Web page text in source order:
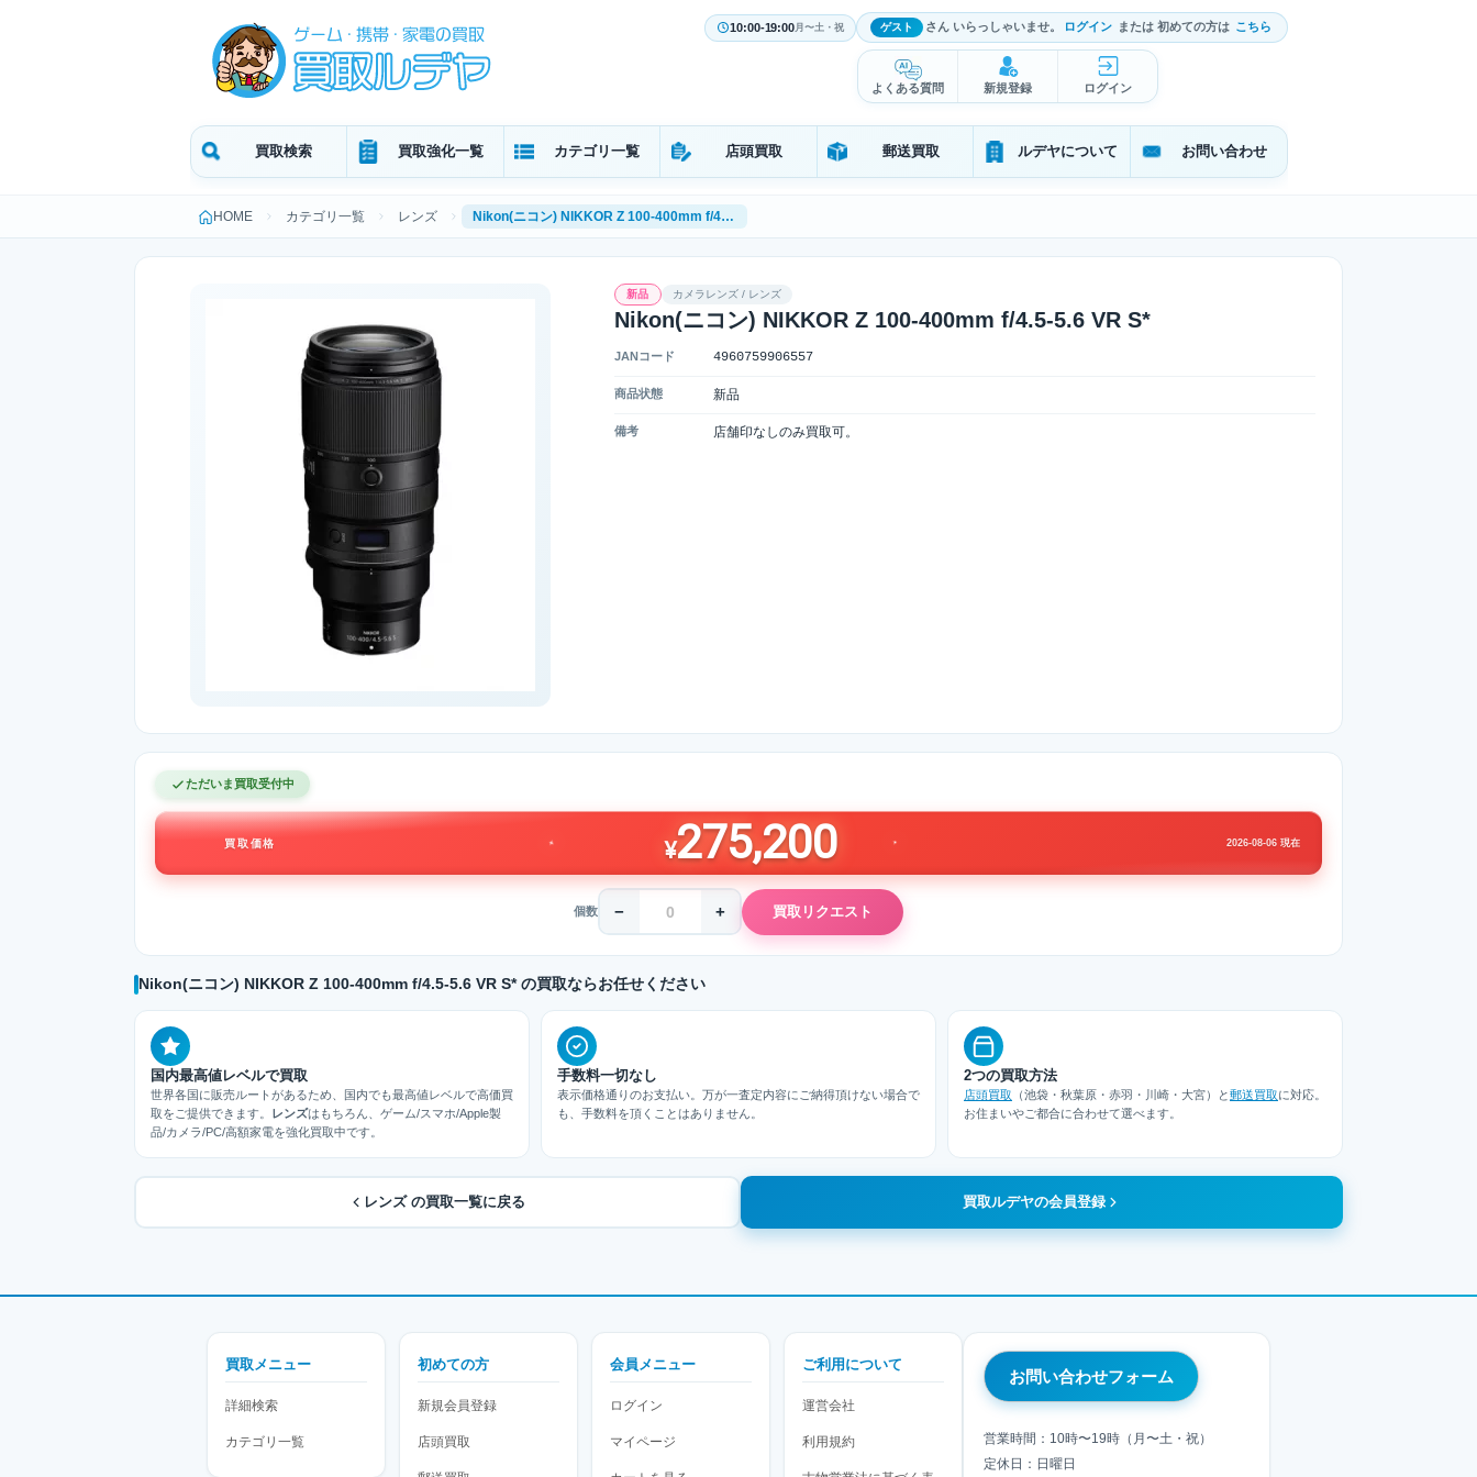
10:00-19:00月〜土・祝 ゲスト さん いらっしゃいませ。 ログイン または 初めての方は こちら
よくある質問 新規登録 ログイン
買取検索 買取強化一覧 カテゴリ一覧 店頭買取 郵送買取 ルデヤについて お問い合わせ
HOME カテゴリ一覧 レンズ Nikon(ニコン) NIKKOR Z 100-400mm f/4.5-5.6 VR S*
新品 カメラレンズ / レンズ
Nikon(ニコン) NIKKOR Z 100-400mm f/4.5-5.6 VR S*
JANコード 4960759906557
商品状態 新品
備考 店舗印なしのみ買取可。
ただいま買取受付中
買取価格 ¥275,200 2026-08-06 現在
個数 − + 買取リクエスト
Nikon(ニコン) NIKKOR Z 100-400mm f/4.5-5.6 VR S* の買取ならお任せください
国内最高値レベルで買取
世界各国に販売ルートがあるため、国内でも最高値レベルで高価買
取をご提供できます。 レンズはもちろん、ゲーム/スマホ/Apple製
品/カメラ/PC/高額家電を強化買取中です。
手数料一切なし
表示価格通りのお支払い。万が一査定内容にご納得頂けない場合で
も、手数料を頂くことはありません。
2つの買取方法
店頭買取 （池袋・秋葉原・赤羽・川崎・大宮）と郵送買取に対応。
お住まいやご都合に合わせて選べます。
レンズ の買取一覧に戻る 買取ルデヤの会員登録
買取メニュー
詳細検索
カテゴリ一覧
初めての方
新規会員登録
店頭買取
会員メニュー
ログイン
マイページ
ご利用について
運営会社
利用規約
お問い合わせフォーム
営業時間：10時〜19時（月〜土・祝）
定休日：日曜日